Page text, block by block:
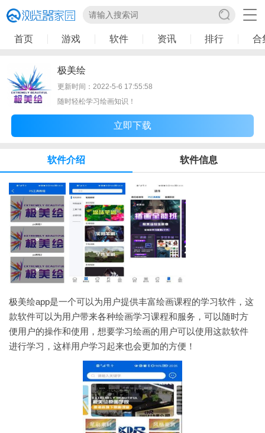
首页 游戏 软件 资讯 排行 合
极美绘
更新时间：2022-5-6 17:55:58
随时轻松学习绘画知识！
立即下载
软件介绍 软件信息
极美绘app是一个可以为用户提供丰富绘画课程的学习软件，这
款软件可以为用户带来各种绘画学习课程和服务，可以随时方
便用户的操作和使用，想要学习绘画的用户可以使用这款软件
进行学习，这样用户学习起来也会更加的方便！